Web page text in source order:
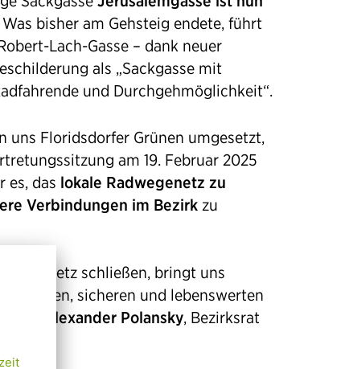
Was bisher am Gehsteig endete, führt
Lach-Gasse – dank neuer
als „Sackgasse mit
und Durchgehmöglichkeit“.
uns Floridsdorfer Grünen umgesetzt,
am 19. Februar 2025
es, das lokale Radwegenetz zu
Verbindungen im Bezirk zu
Radnetz schließen, bringt uns
sicheren und lebenswerten
sich
Alexander Polansky, Bezirksrat